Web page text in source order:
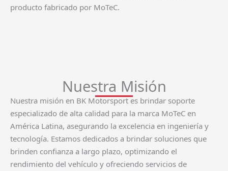
producto fabricado por MoTeC.
Nuestra Misión
Nuestra misión en BK Motorsport es brindar soporte
especializado de alta calidad para la marca MoTeC en
América Latina, asegurando la excelencia en ingeniería y
tecnología. Estamos dedicados a brindar soluciones que
brinden confianza a largo plazo, optimizando el
rendimiento del vehículo y ofreciendo servicios de